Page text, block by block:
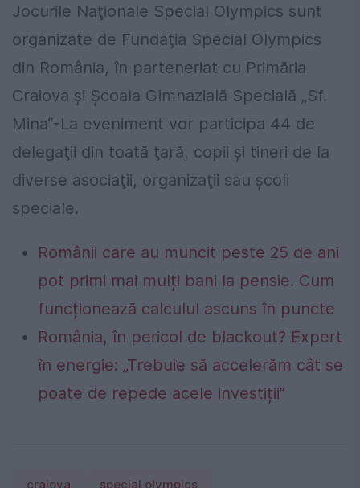
Jocurile Naţionale Special Olympics sunt
organizate de Fundaţia Special Olympics
din România, în parteneriat cu Primăria
Craiova şi Şcoala Gimnazială Specială „Sf.
Mina“-La eveniment vor participa 44 de
delegaţii din toată ţară, copii şi tineri de la
diverse asociaţii, organizaţii sau şcoli
speciale.
Românii care au muncit peste 25 de ani
pot primi mai mulți bani la pensie. Cum
funcționează calculul ascuns în puncte
România, în pericol de blackout? Expert
în energie: „Trebuie să accelerăm cât se
poate de repede acele investiții”
craiova special olympics